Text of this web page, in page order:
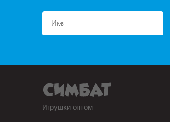
Игрушки оптом